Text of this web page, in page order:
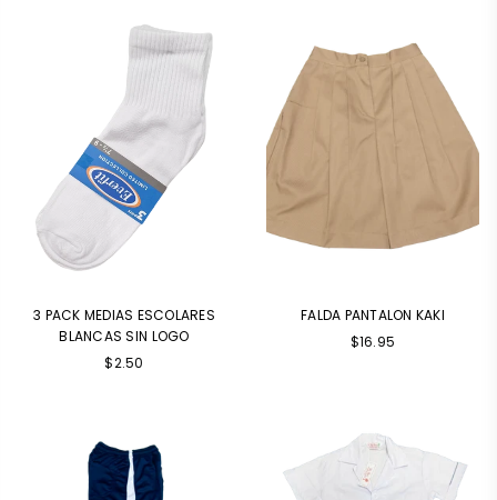
3 PACK MEDIAS ESCOLARES
BLANCAS SIN LOGO
Precio
$2.50
FALDA PANTALON KAKI
$16.95